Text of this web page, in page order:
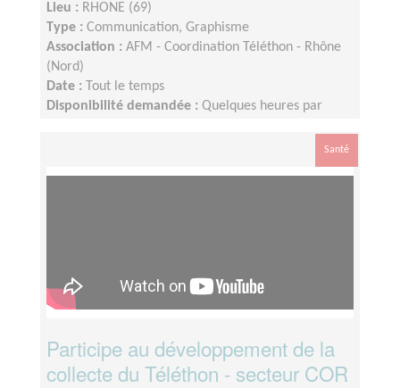
Lieu : RHONE (69)
Type : Communication, Graphisme
Association : AFM - Coordination Téléthon - Rhône
(Nord)
Date :
Tout le temps
Disponibilité demandée : Quelques heures par
Santé
Participe au développement de la
collecte du Téléthon - secteur COR